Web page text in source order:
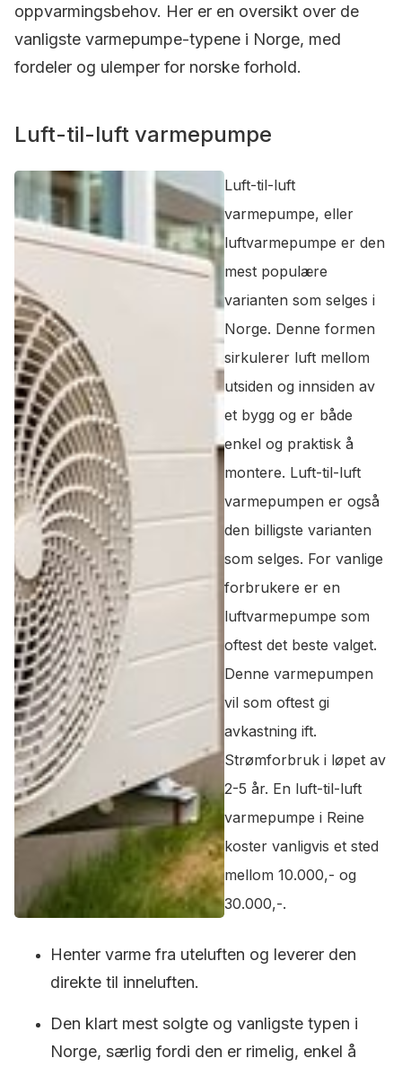
oppvarmingsbehov. Her er en oversikt over de
vanligste varmepumpe-typene i Norge, med
fordeler og ulemper for norske forhold.
Luft-til-luft varmepumpe
Luft-til-luft
varmepumpe, eller
luftvarmepumpe er den
mest populære
varianten som selges i
Norge. Denne formen
sirkulerer luft mellom
utsiden og innsiden av
et bygg og er både
enkel og praktisk å
montere. Luft-til-luft
varmepumpen er også
den billigste varianten
som selges. For vanlige
forbrukere er en
luftvarmepumpe som
oftest det beste valget.
Denne varmepumpen
vil som oftest gi
avkastning ift.
Strømforbruk i løpet av
2-5 år. En luft-til-luft
varmepumpe i Reine
koster vanligvis et sted
mellom 10.000,- og
30.000,-.
Henter varme fra uteluften og leverer den
direkte til inneluften.
Den klart mest solgte og vanligste typen i
Norge, særlig fordi den er rimelig, enkel å